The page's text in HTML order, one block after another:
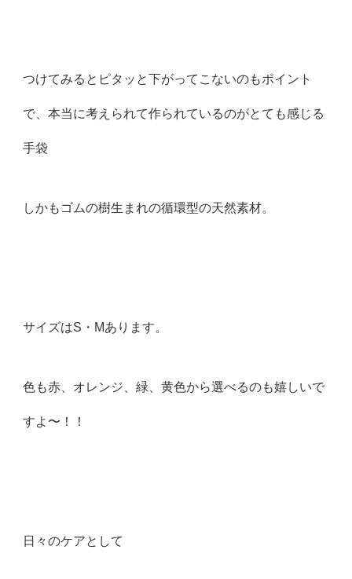
つけてみるとピタッと下がってこないのもポイント
で、本当に考えられて作られているのがとても感じる
手袋
しかもゴムの樹生まれの循環型の天然素材。
サイズはS・Mあります。
色も赤、オレンジ、緑、黄色から選べるのも嬉しいで
すよ〜！！
日々のケアとして